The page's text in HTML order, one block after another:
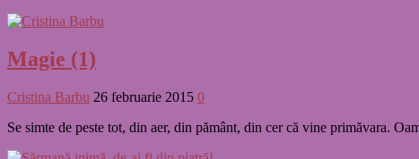
Magie (1)
Cristina Barbu 26 februarie 2015 0
Se simte de peste tot, din aer, din pământ, din cer că vine primăvara.